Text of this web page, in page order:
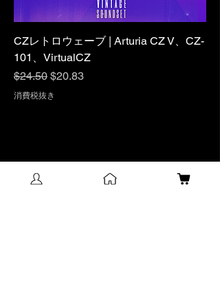
CZレトロウェーブ | Arturia CZ V、CZ-
101、VirtualCZ
通常価格
$24.50 セール価格
$20.83
消費税抜き